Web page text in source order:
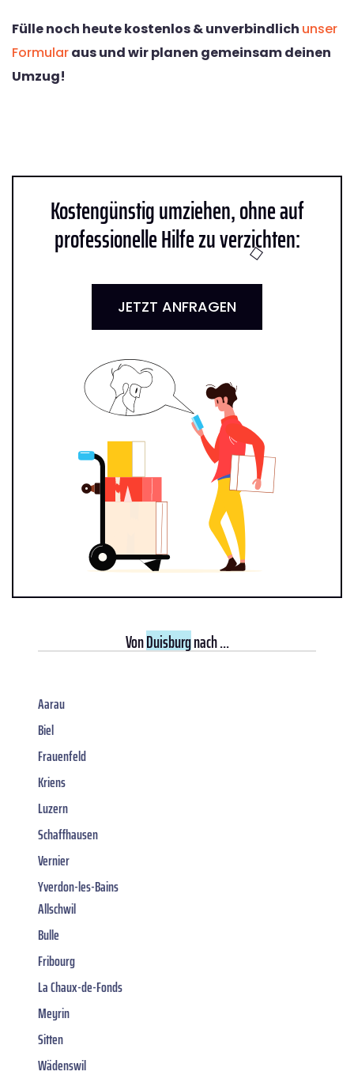
Fülle noch heute kostenlos & unverbindlich unser
Formularaus und wir planen gemeinsam deinen
Umzug!
Kostengünstig umziehen, ohne auf
professionelle Hilfe zu verzichten:
JETZT ANFRAGEN
VonDuisburgnach ...
Aarau
Biel
Frauenfeld
Kriens
Luzern
Schaffhausen
Vernier
Yverdon-les-Bains
Allschwil
Bulle
Fribourg
La Chaux-de-Fonds
Meyrin
Sitten
Wädenswil